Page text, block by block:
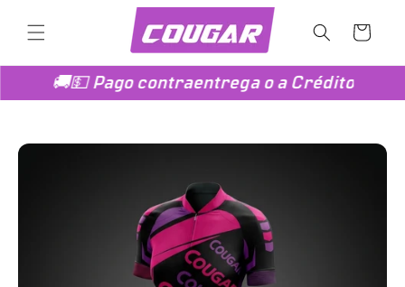
al contenido
Carrito
🚚💵 Pago contraentrega o a Crédito